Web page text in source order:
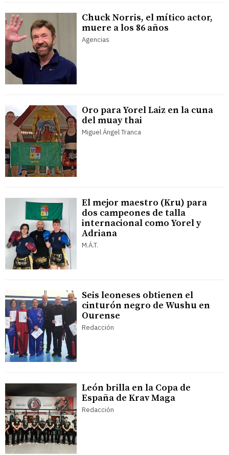
Chuck Norris, el mítico actor,
muere a los 86 años
Agencias
Oro para Yorel Laiz en la cuna
del muay thai
Miguel Ángel Tranca
El mejor maestro (Kru) para
dos campeones de talla
internacional como Yorel y
Adriana
M.Á.T.
Seis leoneses obtienen el
cinturón negro de Wushu en
Ourense
Redacción
León brilla en la Copa de
España de Krav Maga
Redacción